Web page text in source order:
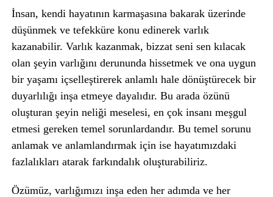
İnsan, kendi hayatının karmaşasına bakarak üzerinde
düşünmek ve tefekküre konu edinerek varlık
kazanabilir. Varlık kazanmak, bizzat seni sen kılacak
olan şeyin varlığını derununda hissetmek ve ona uygun
bir yaşamı içselleştirerek anlamlı hale dönüştürecek bir
duyarlılığı inşa etmeye dayalıdır. Bu arada özünü
oluşturan şeyin neliği meselesi, en çok insanı meşgul
etmesi gereken temel sorunlardandır. Bu temel sorunu
anlamak ve anlamlandırmak için ise hayatımızdaki
fazlalıkları atarak farkındalık oluşturabiliriz.
Özümüz, varlığımızı inşa eden her adımda ve her